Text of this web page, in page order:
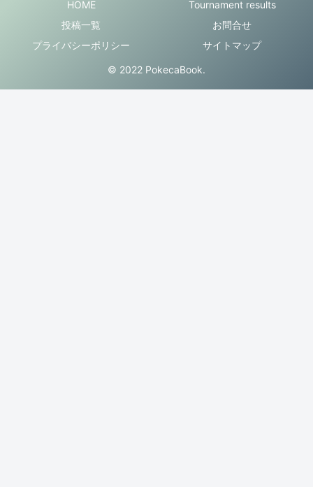
HOME
Tournament results
投稿一覧
お問合せ
プライバシーポリシー
サイトマップ
© 2022 PokecaBook.